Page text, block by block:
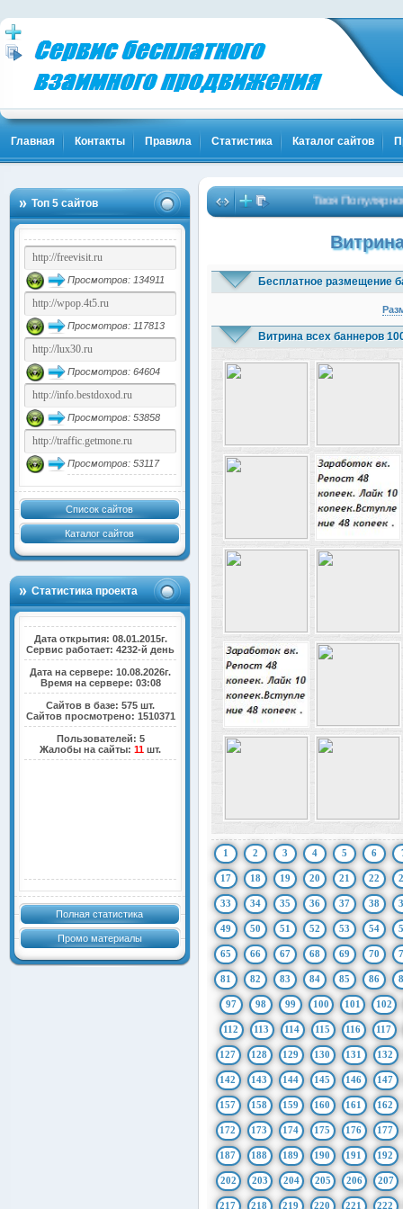
Главная Контакты Правила Статистика Каталог сайтов
Топ 5 сайтов
Просмотров: 134911
Просмотров: 117813
Просмотров: 64604
Просмотров: 53858
Просмотров: 53117
Список сайтов
Каталог сайтов
Статистика проекта
Дата открытия: 08.01.2015г.
Сервис работает: 4232-й день
Дата на сервере: 10.08.2026г.
Время на сервере: 03:08
Сайтов в базе: 575 шт.
Сайтов просмотрено: 1510371
Пользователей: 5
Жалобы на сайты:11 шт.
Полная статистика
Промо материалы
Твоя Популярность и
Бесплатное размещение
Витрина всех баннеров
1 2 3 4 5 6
17 18 19 20 21 22
33 34 35 36 37 38
49 50 51 52 53 54
65 66 67 68 69 70
81 82 83 84 85 86
97 98 99 100 101 102
112 113 114 115 116 117
127 128 129 130 131 132
142 143 144 145 146 147
157 158 159 160 161 162
172 173 174 175 176 177
187 188 189 190 191 192
202 203 204 205 206 207
217 218 219 220 221 222